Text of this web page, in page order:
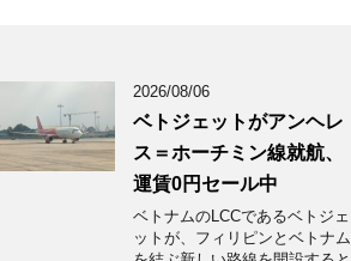
2026/08/06
ベトジェットがアンヘレ
ス＝ホーチミン線就航、
運賃0円セール中
ベトナムのLCCであるベトジェ
ットが、フィリピンとベトナム